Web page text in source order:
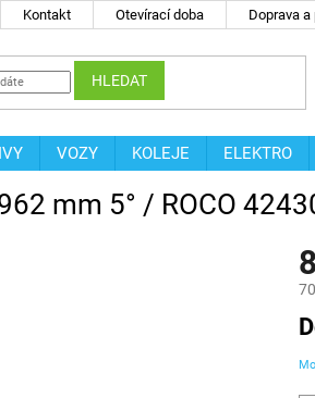
Kontakt Otevírací doba Doprava a
HLEDAT
VOZY KOLEJE ELEKTRO
mm 5° / ROCO